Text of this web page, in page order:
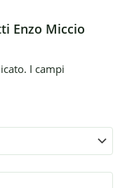
Enzo Miccio
I campi